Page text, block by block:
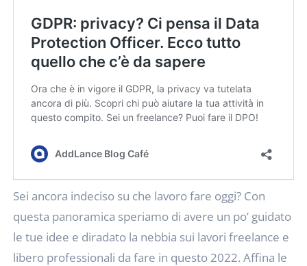
Sei ancora indeciso su che lavoro fare oggi? Con
questa panoramica speriamo di avere un po’ guidato
le tue idee e diradato la nebbia sui lavori freelance e
libero professionali da fare in questo 2022. Affina le